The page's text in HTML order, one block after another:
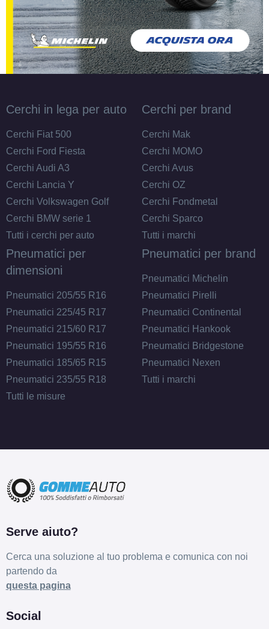
Cerchi in lega per auto
Cerchi Fiat 500
Cerchi Ford Fiesta
Cerchi Audi A3
Cerchi Lancia Y
Cerchi Volkswagen Golf
Cerchi BMW serie 1
Tutti i cerchi per auto
Cerchi per brand
Cerchi Mak
Cerchi MOMO
Cerchi Avus
Cerchi OZ
Cerchi Fondmetal
Cerchi Sparco
Tutti i marchi
Pneumatici per
dimensioni
Pneumatici 205/55 R16
Pneumatici 225/45 R17
Pneumatici 215/60 R17
Pneumatici 195/55 R16
Pneumatici 185/65 R15
Pneumatici 235/55 R18
Tutti le misure
Pneumatici per brand
Pneumatici Michelin
Pneumatici Pirelli
Pneumatici Continental
Pneumatici Hankook
Pneumatici Bridgestone
Pneumatici Nexen
Tutti i marchi
Serve aiuto?
Cerca una soluzione al tuo problema e comunica con noi
partendo da
questa pagina
Social